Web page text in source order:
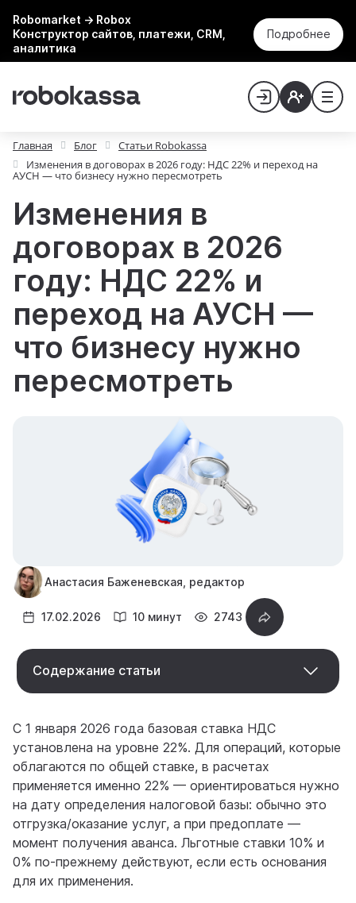
Robomarket → Robox
Конструктор сайтов, платежи, CRM,
аналитика
Подробнее
Главная Блог
Статьи Robokassa
Изменения в договорах в 2026 году: НДС 22% и переход на
АУСН — что бизнесу нужно пересмотреть
Изменения в
договорах в 2026
году: НДС 22% и
переход на АУСН —
что бизнесу нужно
пересмотреть
Анастасия Баженевская, редактор
17.02.2026 10 минут 2743
Содержание статьи
С 1 января 2026 года базовая ставка НДС
установлена на уровне 22%. Для операций, которые
облагаются по общей ставке, в расчетах
применяется именно 22% — ориентироваться нужно
на дату определения налоговой базы: обычно это
отгрузка/оказание услуг, а при предоплате —
момент получения аванса. Льготные ставки 10% и
0% по-прежнему действуют, если есть основания
для их применения.